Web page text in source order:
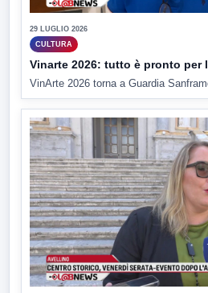
29 LUGLIO 2026
CULTURA
Vinarte 2026: tutto è pronto per
VinArte 2026 torna a Guardia